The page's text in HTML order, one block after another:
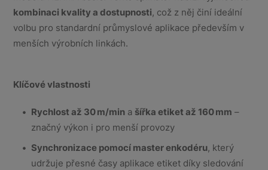
kombinaci kvality a dostupnosti, což z něj činí ideální
volbu pro standardní průmyslové aplikace především v
menších výrobních linkách.
Klíčové vlastnosti
Rychlost až 30m/min a šířka etiket až 160mm –
značný výkon i pro menší provozy
Synchronizace pomocí master enkodéru, který
udržuje přesné časy aplikace etiket díky sledování